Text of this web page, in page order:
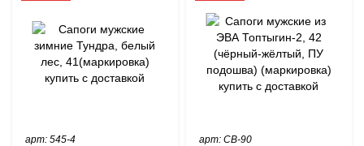
арт: 545-4 арт: СВ-90